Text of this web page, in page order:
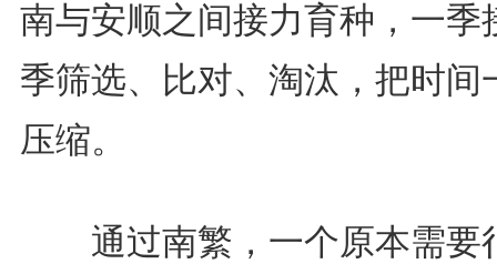
南与安顺之间接力育种，一季
季筛选、比对、淘汰，把时间
压缩。
通过南繁，一个原本需要